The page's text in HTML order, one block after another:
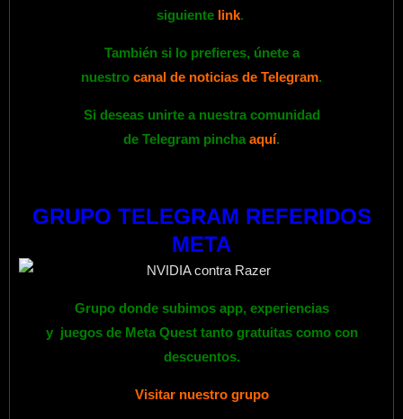
siguiente link.
También si lo prefieres, únetea
nuestro canal de noticias de Telegram.
Si deseas unirte a nuestra comunidad
de Telegram pincha aquí.
GRUPO TELEGRAM REFERIDOS
META
Grupo donde subimos app, experiencias
y juegosdeMeta Questtanto gratuitas como con
descuentos.
Visitar nuestro grupo